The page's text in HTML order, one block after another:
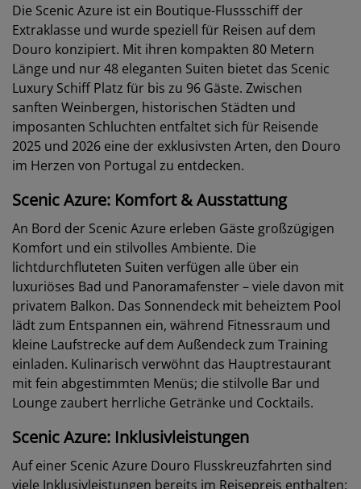
Die Scenic Azure ist ein Boutique-Flussschiff der
Extraklasse und wurde speziell für Reisen auf dem
Douro konzipiert. Mit ihren kompakten 80 Metern
Länge und nur 48 eleganten Suiten bietet das Scenic
Luxury Schiff Platz für bis zu 96 Gäste. Zwischen
sanften Weinbergen, historischen Städten und
imposanten Schluchten entfaltet sich für Reisende
2025 und 2026 eine der exklusivsten Arten, den Douro
im Herzen von Portugal zu entdecken.
Scenic Azure: Komfort & Ausstattung
An Bord der Scenic Azure erleben Gäste großzügigen
Komfort und ein stilvolles Ambiente. Die
lichtdurchfluteten Suiten verfügen alle über ein
luxuriöses Bad und Panoramafenster – viele davon mit
privatem Balkon. Das Sonnendeck mit beheiztem Pool
lädt zum Entspannen ein, während Fitnessraum und
kleine Laufstrecke auf dem Außendeck zum Training
einladen. Kulinarisch verwöhnt das Hauptrestaurant
mit fein abgestimmten Menüs; die stilvolle Bar und
Lounge zaubert herrliche Getränke und Cocktails.
Scenic Azure: Inklusivleistungen
Auf einer Scenic Azure Douro Flusskreuzfahrten sind
viele Inklusivleistungen bereits im Reisepreis enthalten: